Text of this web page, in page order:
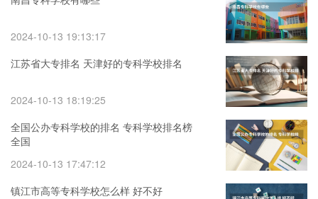
2024-10-13 19:13:17
江苏省大专排名 天津好的专科学校排名
2024-10-13 18:19:25
全国公办专科学校的排名 专科学校排名榜
全国
2024-10-13 17:47:12
镇江市高等专科学校怎么样 好不好